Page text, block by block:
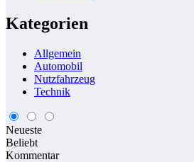
Kategorien
Allgemein
Automobil
Nutzfahrzeug
Technik
Neueste
Beliebt
Kommentar